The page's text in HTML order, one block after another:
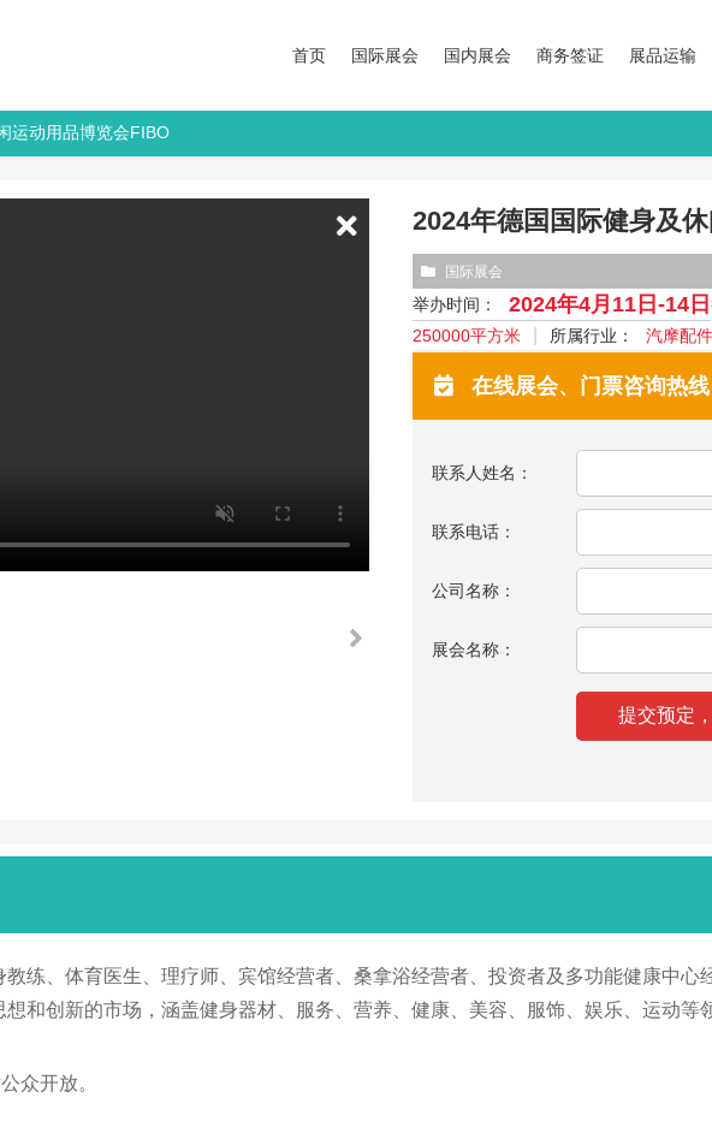
首页 国际展会 国内展会 商务签证 展品运输
运动用品博览会FIBO
2024年德国国际健身及
国际展会
举办时间： 2024年4月11日-14日
250000平方米
所属行业： 汽摩配
在线展会、门票咨询热
联系人姓名：
联系电话：
公司名称：
展会名称：
练、体育医生、理疗师、宾馆经营者、桑拿浴经营者、投资者及多功能健康中
和创新的市场，涵盖健身器材、服务、营养、健康、美容、服饰、娱乐、运动等
众开放。